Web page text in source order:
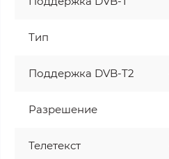
Тип
Поддержка DVB-T2
Разрешение
Телетекст